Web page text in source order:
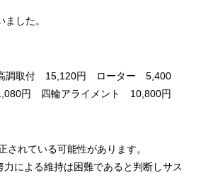
した。
高調取付 15,120円 ローター 5,400
円 四輪アライメント 10,800円
れている可能性があります。
による維持は困難であると判断しサス